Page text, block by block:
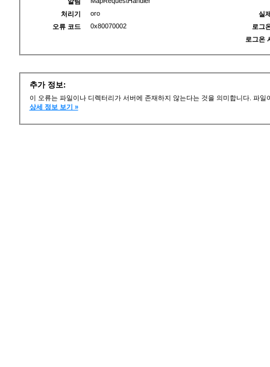
처리기
oro
오류 코드
0x80070002
실
로그
로그온
추가 정보:
이 오류는 파일이나 디렉터리가 서버에 존재하지 않는다는 것을 의미합니다. 파
상세 정보 보기 »